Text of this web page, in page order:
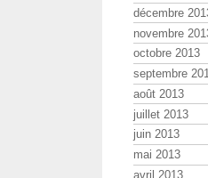
décembre
novembre
octobre 2013
septembre
août 2013
juillet 2013
juin 2013
mai 2013
avril 2013